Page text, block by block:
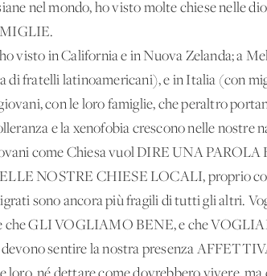
nel mondo, ho visto molte chiese nelle
visto in California e in Nuova Zelanda; a
di fratelli latinoamericani), e in Italia (con
con le loro famiglie, che peraltro
e la xenofobia crescono nelle nostre
come Chiesa vuol DIRE UNA
NOSTRE CHIESE LOCALI, proprio
sono ancora più fragili di tutti gli altri.
che GLI VOGLIAMO BENE, e che
sentire la nostra presenza